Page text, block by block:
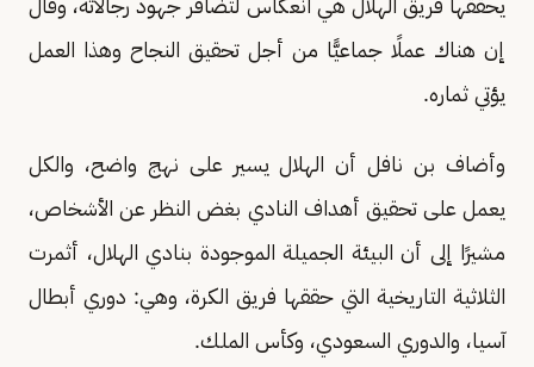
يحققها فريق الهلال هي انعكاس لتضافر جهود رجالاته، وقال
إن هناك عملًا جماعيًّا من أجل تحقيق النجاح وهذا العمل
يؤتي ثماره.
وأضاف بن نافل أن الهلال يسير على نهج واضح، والكل
يعمل على تحقيق أهداف النادي بغض النظر عن الأشخاص،
مشيرًا إلى أن البيئة الجميلة الموجودة بنادي الهلال، أثمرت
الثلاثية التاريخية التي حققها فريق الكرة، وهي: دوري أبطال
آسيا، والدوري السعودي، وكأس الملك.